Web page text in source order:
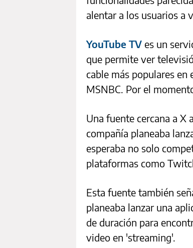
alentar a los usuarios a
YouTube TV es un
que permite ver
cable más populares
MSNBC. Por el
Una fuente cercana a X
compañía planeaba
esperaba no solo
plataformas como
Esta fuente también
planeaba lanzar una
de duración para
video en 'streaming'.